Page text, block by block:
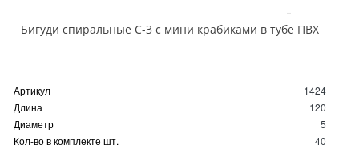
Бигуди спиральные С-3 с мини крабиками в тубе ПВХ
Артикул
1424
Длина
120
Диаметр
5
Кол-во в комплекте шт.
40